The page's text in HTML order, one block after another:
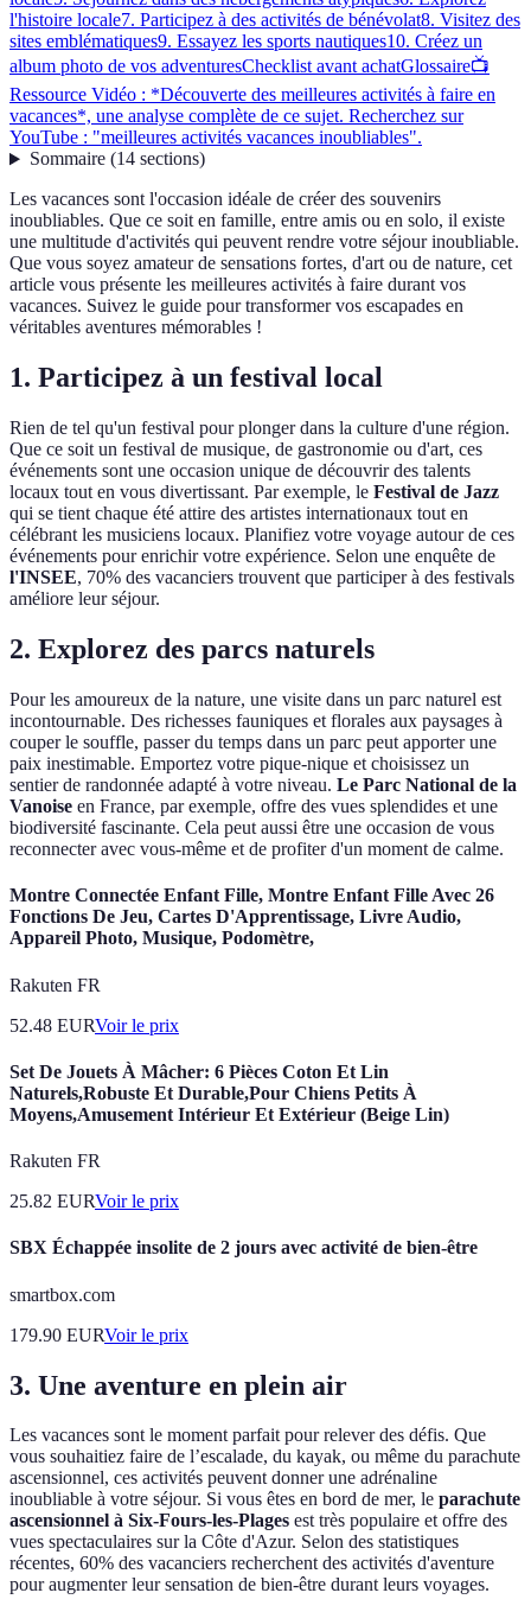
l'histoire locale7. Participez à des activités de bénévolat8. Visitez des
sites emblématiques9. Essayez les sports nautiques10. Créez un
album photo de vos adventuresChecklist avant achatGlossaire📺
Ressource Vidéo : *Découverte des meilleures activités à faire en
vacances*, une analyse complète de ce sujet. Recherchez sur
YouTube : "meilleures activités vacances inoubliables".
Sommaire(14 sections)
Les vacances sont l'occasion idéale de créer des souvenirs
inoubliables. Que ce soit en famille, entre amis ou en solo, il existe
une multitude d'activités qui peuvent rendre votre séjour inoubliable.
Que vous soyez amateur de sensations fortes, d'art ou de nature, cet
article vous présente les meilleures activités à faire durant vos
vacances. Suivez le guide pour transformer vos escapades en
véritables aventures mémorables !
1. Participez à un festival local
Rien de tel qu'un festival pour plonger dans la culture d'une région.
Que ce soit un festival de musique, de gastronomie ou d'art, ces
événements sont une occasion unique de découvrir des talents
locaux tout en vous divertissant. Par exemple, le Festival de Jazz
qui se tient chaque été attire des artistes internationaux tout en
célébrant les musiciens locaux. Planifiez votre voyage autour de ces
événements pour enrichir votre expérience. Selon une enquête de
l'INSEE, 70% des vacanciers trouvent que participer à des festivals
améliore leur séjour.
2. Explorez des parcs naturels
Pour les amoureux de la nature, une visite dans un parc naturel est
incontournable. Des richesses fauniques et florales aux paysages à
couper le souffle, passer du temps dans un parc peut apporter une
paix inestimable. Emportez votre pique-nique et choisissez un
sentier de randonnée adapté à votre niveau. Le Parc National de la
Vanoise en France, par exemple, offre des vues splendides et une
biodiversité fascinante. Cela peut aussi être une occasion de vous
reconnecter avec vous-même et de profiter d'un moment de calme.
Montre Connectée Enfant Fille, Montre Enfant Fille Avec 26
Fonctions De Jeu, Cartes D'Apprentissage, Livre Audio,
Appareil Photo, Musique, Podomètre,
Rakuten FR
52.48 EURVoir le prix
Set De Jouets À Mâcher: 6 Pièces Coton Et Lin
Naturels,Robuste Et Durable,Pour Chiens Petits À
Moyens,Amusement Intérieur Et Extérieur (Beige Lin)
Rakuten FR
25.82 EURVoir le prix
SBX Échappée insolite de 2 jours avec activité de bien-être
smartbox.com
179.90 EURVoir le prix
3. Une aventure en plein air
Les vacances sont le moment parfait pour relever des défis. Que
vous souhaitiez faire de l’escalade, du kayak, ou même du parachute
ascensionnel, ces activités peuvent donner une adrénaline
inoubliable à votre séjour. Si vous êtes en bord de mer, le parachute
ascensionnel à Six-Fours-les-Plages est très populaire et offre des
vues spectaculaires sur la Côte d'Azur. Selon des statistiques
récentes, 60% des vacanciers recherchent des activités d'aventure
pour augmenter leur sensation de bien-être durant leurs voyages.